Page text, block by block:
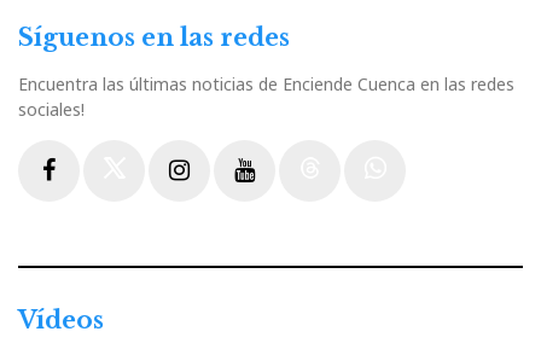
Síguenos en las redes
Encuentra las últimas noticias de Enciende Cuenca en las redes
sociales!
Vídeos